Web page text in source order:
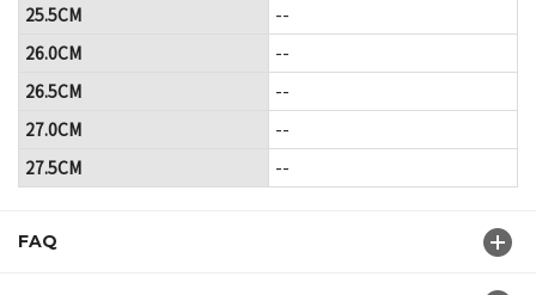
FAQ
25.5CM
--
26.0CM
--
26.5CM
--
27.0CM
--
27.5CM
--